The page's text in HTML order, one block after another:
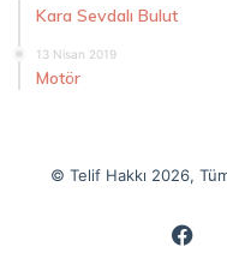
Kara Sevdalı Bulut
13 Nisan 2019
Motör
© Telif Hakkı 2026,